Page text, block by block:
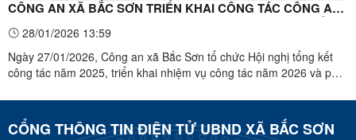
CÔNG AN XÃ BẮC SƠN TRIỂN KHAI CÔNG TÁC CÔNG AN
VÀ PHÁT ĐỘNG PHONG TRÀO THI ĐUA “VÌ AN NINH TỔ
QUỐC” NĂM 2026
28/01/2026 13:59
Ngày 27/01/2026, Công an xã Bắc Sơn tổ chức Hội nghị tổng kết
công tác năm 2025, triển khai nhiệm vụ công tác năm 2026 và phát
có đồng chí Thượng tá Nguyễn Hữu Đức, Uỷ viên Ban Thường vụ
Đảng ủy - Phó Giám đốc Công an tỉnh; đại diện ...
CỔNG THÔNG TIN ĐIỆN TỬ UBND XÃ BẮC SƠN